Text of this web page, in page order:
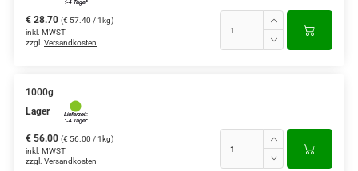
€ 28.70 (€ 57.40 / 1kg)
inkl. MWST
zzgl. Versandkosten
1000g
Lager
€ 56.00 (€ 56.00 / 1kg)
inkl. MWST
zzgl. Versandkosten